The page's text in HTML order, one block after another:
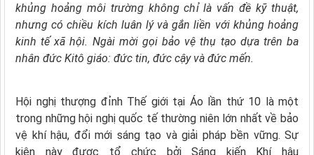
khủng hoảng môi trường không chỉ là vấn đề kỹ thuật,
nhưng có chiều kích luân lý và gắn liền với khủng hoảng
kinh tế xã hội. Ngài mời gọi bảo vệ thụ tạo dựa trên ba
nhân đức Kitô giáo: đức tin, đức cậy và đức mến.
Hội nghị thượng đỉnh Thế giới tại Áo lần thứ 10 là một
trong những hội nghị quốc tế thường niên lớn nhất về bảo
vệ khí hậu, đổi mới sáng tạo và giải pháp bền vững. Sự
kiện này được tổ chức bởi Sáng kiến Khí hậu